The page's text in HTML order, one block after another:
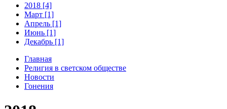
2018 [4]
Март [1]
Апрель [1]
Июнь [1]
Декабрь [1]
Главная
Религия в светском обществе
Новости
Гонения